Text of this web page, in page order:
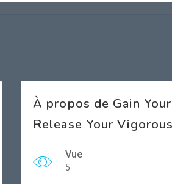
À propos de Gain
Release Your
Vue
5